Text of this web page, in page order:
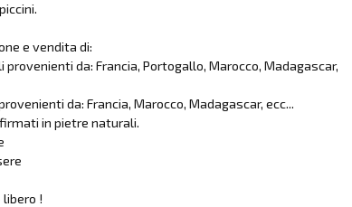
e vendita di:
provenienti da: Francia, Portogallo, Marocco, Madagascar,
da: Francia, Marocco, Madagascar, ecc...
in pietre naturali.
!